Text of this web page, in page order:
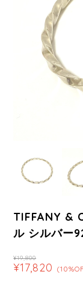
TIFFANY &
ル シルバー
¥19,800
¥17,820